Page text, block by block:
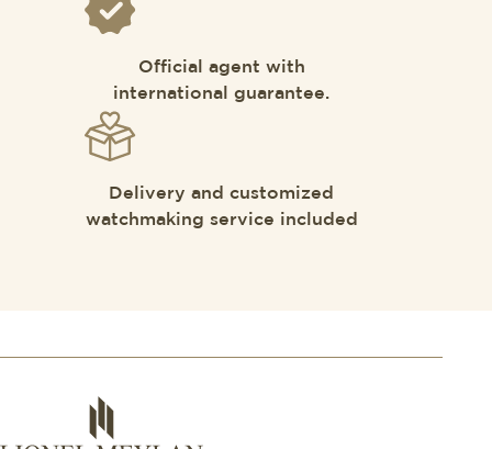
Official agent with
international guarantee.
Delivery and customized
watchmaking service included